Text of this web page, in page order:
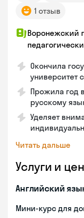
1 отзыв
Воронежский
Окончила
университет
Прожила год
русскому
Уделяет
Читать дальше
Услуги и
Английский
Мини-курс для